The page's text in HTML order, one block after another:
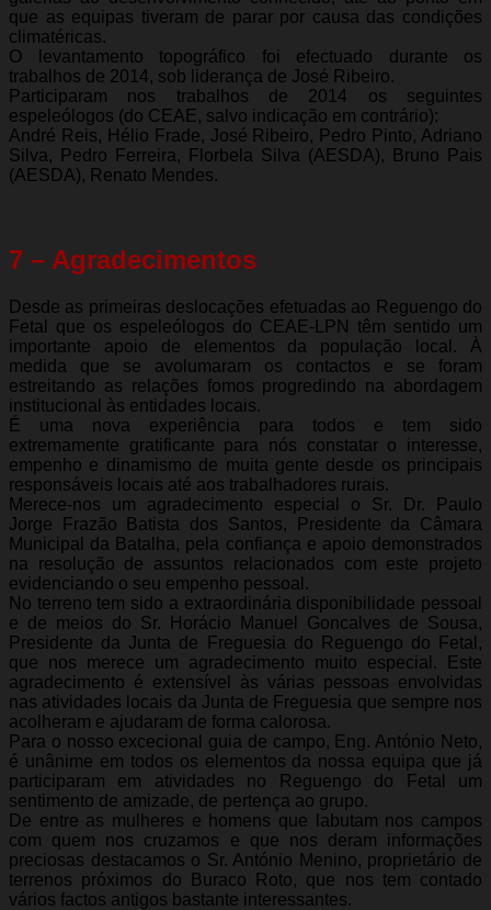
que as equipas tiveram de parar por causa das condições
climatéricas.
O levantamento topográfico foi efectuado durante os
trabalhos de 2014, sob liderança de José Ribeiro.
Participaram nos trabalhos de 2014 os seguintes
espeleólogos (do CEAE, salvo indicação em contrário):
André Reis, Hélio Frade, José Ribeiro, Pedro Pinto, Adriano
Silva, Pedro Ferreira, Florbela Silva (AESDA), Bruno Pais
(AESDA), Renato Mendes.
7 – Agradecimentos
Desde as primeiras deslocações efetuadas ao Reguengo do
Fetal que os espeleólogos do CEAE-LPN têm sentido um
importante apoio de elementos da população local. À
medida que se avolumaram os contactos e se foram
estreitando as relações fomos progredindo na abordagem
institucional às entidades locais.
É uma nova experiência para todos e tem sido
extremamente gratificante para nós constatar o interesse,
empenho e dinamismo de muita gente desde os principais
responsáveis locais até aos trabalhadores rurais.
Merece-nos um agradecimento especial o Sr. Dr. Paulo
Jorge Frazão Batista dos Santos, Presidente da Câmara
Municipal da Batalha, pela confiança e apoio demonstrados
na resolução de assuntos relacionados com este projeto
evidenciando o seu empenho pessoal.
No terreno tem sido a extraordinária disponibilidade pessoal
e de meios do Sr. Horácio Manuel Goncalves de Sousa,
Presidente da Junta de Freguesia do Reguengo do Fetal,
que nos merece um agradecimento muito especial. Este
agradecimento é extensível às várias pessoas envolvidas
nas atividades locais da Junta de Freguesia que sempre nos
acolheram e ajudaram de forma calorosa.
Para o nosso excecional guia de campo, Eng. António Neto,
é unânime em todos os elementos da nossa equipa que já
participaram em atividades no Reguengo do Fetal um
sentimento de amizade, de pertença ao grupo.
De entre as mulheres e homens que labutam nos campos
com quem nos cruzamos e que nos deram informações
preciosas destacamos o Sr. António Menino, proprietário de
terrenos próximos do Buraco Roto, que nos tem contado
vários factos antigos bastante interessantes.